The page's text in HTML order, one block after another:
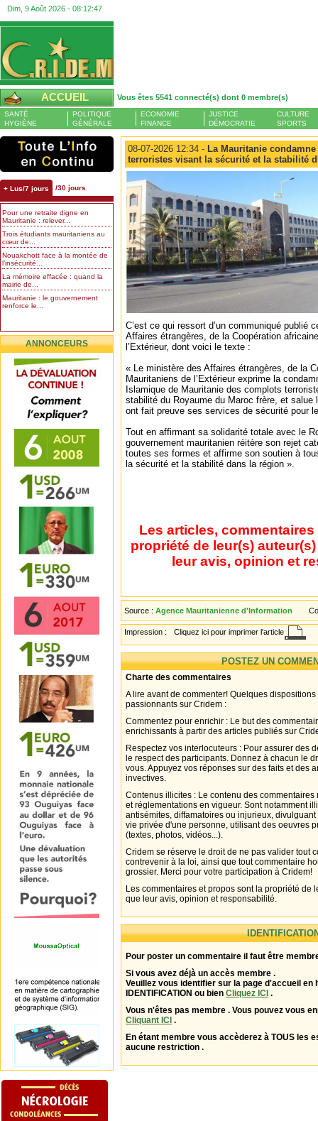
Dim, 9 Août 2026 - 08:12:47
ACCUEIL Vous êtes 5541 connecté(s) dont 0 membre(s)
SANTÉ
HYGIÈNE
POLITIQUE
GÉNÉRALE
ECONOMIE
FINANCE
JUSTICE
DÉMOCRATIE
CULTURE
SPORTS
+ Lus/7 jours /30 jours
Pour une retraite digne en
Mauritanie : relever...
Trois étudiants mauritaniens au
cœur de...
Nouakchott face à la montée de
l’insécurité...
La mémoire effacée : quand la
mairie de...
Mauritanie : le gouvernement
renforce le...
ANNONCEURS
08-07-2026 12:34 - La Mauritanie
terroristes visant la sécurité et la stabilité
C’est ce qui ressort d’un communiqué publié
Affaires étrangères, de la Coopération
l’Extérieur, dont voici le texte :
« Le ministère des Affaires étrangères, de la
Mauritaniens de l’Extérieur exprime la
Islamique de Mauritanie des complots
stabilité du Royaume du Maroc frère, et salue
ont fait preuve ses services de sécurité pour
Tout en affirmant sa solidarité totale avec le
gouvernement mauritanien réitère son rejet
toutes ses formes et affirme son soutien à
la sécurité et la stabilité dans la région ».
Les articles,
propriété de leur(s)
leur avis, opinion et
Source : Agence Mauritanienne d'Information
Impression : Cliquez ici pour imprimer l'article
POSTEZ UN
Charte des commentaires
A lire avant de commenter! Quelques
passionnants sur Cridem :
Commentez pour enrichir : Le but des
enrichissants à partir des articles publiés sur
Respectez vos interlocuteurs : Pour assurer des
le respect des participants. Donnez à chacun le
vous. Appuyez vos réponses sur des faits et des
invectives.
Contenus illicites : Le contenu des
et réglementations en vigueur. Sont notamment
antisémites, diffamatoires ou injurieux,
vie privée d'une personne, utilisant des oeuvres
(textes, photos, vidéos...).
Cridem se réserve le droit de ne pas valider tout
contrevenir à la loi, ainsi que tout commentaire
grossier. Merci pour votre participation à Cridem!
Les commentaires et propos sont la propriété de
que leur avis, opinion et responsabilité.
Pour poster un commentaire il faut être
Si vous avez déjà un accès membre .
Veuillez vous identifier sur la page d'accueil en
IDENTIFICATION ou bien Cliquez ICI .
Vous n'êtes pas membre . Vous pouvez vous
Cliquant ICI .
En étant membre vous accèderez à TOUS les
aucune restriction .